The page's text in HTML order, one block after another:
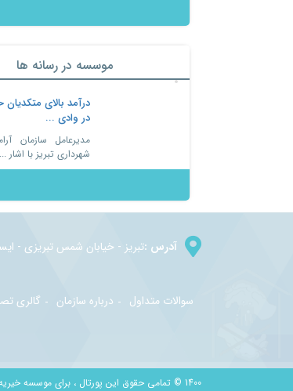
موسسه در رسانه ها
درآمد بالای متکدیان
در وادی ...
مدیرعامل سازمان
شهرداری تبریز با اشار ...
آدرس :تبريز - خيابان شمس تبريزي -
سوالات متداول درباره سازمان گالری
1400 © تمامی حقوق این پورتال ، برای موسسه خیریه حمایت از مستمندان تبریز محفوظ می باشد.